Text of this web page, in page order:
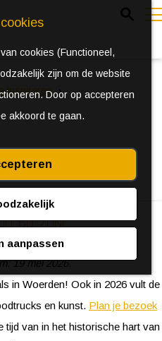
cookies (Functioneel,
zijn om de website
Door op accepteren
akkoord te gaan.
aanpassen
e
inspireren
Woerden
in 2026
bij zijn!
19 mei 2026.
in Woerden! Ook in 2026 vult de
en kunst. Plan je bezoek
tijd van in het historische hart van